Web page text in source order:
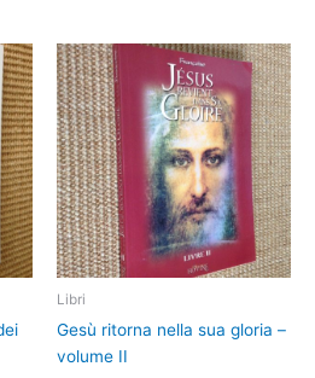
Libri
Gesù ritorna nella sua gloria –
volume II